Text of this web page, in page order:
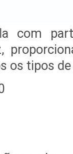
com
os tipos de